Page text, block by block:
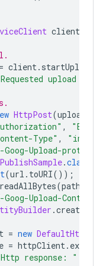
client
= client.
upload
HttpPost(uploadRef
,
Type" ,
Goog-Upload-
.class
(url . toURI());
readAllBytes(path
Goog-Upload-
.create
= new
= httpClient. execute
response: "